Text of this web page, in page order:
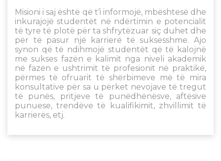
Misioni i saj është që t’i informojë, mbështesë dhe
inkurajojë studentët në ndërtimin e potencialit
të tyre të plotë për ta shfrytëzuar siç duhet dhe
për të pasur një karrierë të suksesshme. Ajo
synon që të ndihmojë studentët që të kalojnë
me sukses fazën e kalimit nga niveli akademik
në fazën e ushtrimit të profesionit në praktikë,
përmes të ofruarit të shërbimeve më të mira
konsultative për sa u përket nevojave të tregut
të punës, pritjeve të punëdhënësve, aftësive
punuese, trendëve të kualifikimit, zhvillimit të
karrierës, etj.